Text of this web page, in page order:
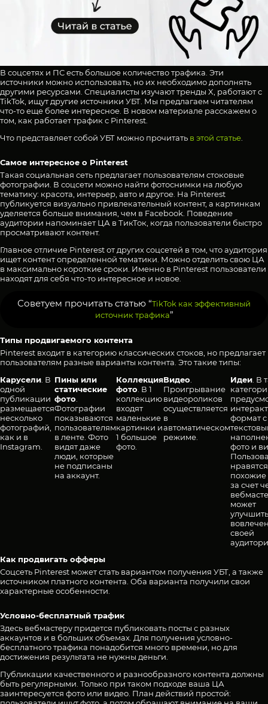
В соцсетях и ПС есть большое количество трафика. Эти
источники можно использовать, но их необходимо дополнять
другими ресурсами. Специалисты изучают тренды X, работают с
TikTok, ищут другие источники УБТ. Мы предлагаем читателям
что-то еще более интересное. В новом материале расскажем о
том, как работает трафик с Pinterest.
Что представляет собой УБТ можно прочитать в этой статье.
Самое интересное о Pinterest
Такая социальная сеть предлагает пользователям стоковые
фотографии. В соцсети можно найти фотоснимки на любую
тематику: красота, интерьер, авто и другое. На Pinterest
публикуется визуально привлекательный контент, а картинкам
уделяется больше внимания, чем в Facebook. Поведение
аудитории напоминает ЦА в ТикТок, когда пользователи быстро
просматривают контент.
Главное отличие Pinterest от других соцсетей в том, что аудитория
ищет контент определенной тематики. Можно отделить свою ЦА
в максимально короткие сроки. Именно в Pinterest пользователи
находят для себя что-то интересное и новое.
Советуем прочитать статью “TikTok как эффективный
источник трафика”
Типы продвигаемого контента
Pinterest входит в категорию классических стоков, но предлагает
пользователям разные варианты контента. Это такие типы:
Карусели . В
одной
публикации
размещается
несколько
фотографий,
как и в
Instagram.
Пины или
статические
фото
Фотографии
показываются
пользователям
в ленте. Фото
видят даже
люди, которые
не подписаны
на аккаунт.
Коллекция
фото . В 1
коллекцию
входят
маленькие
картинки и
1 большое
фото.
Видео
Проигрывание
видеороликов
осуществляется
в
автоматическом
режиме.
Идеи . В
формат с
фото и
нравятся
похожие
за счет
может
улучшить
своей
Как продвигать офферы
Соцсеть Pinterest может стать вариантом получения УБТ, а также
источником платного контента. Оба варианта получили свои
характерные особенности.
Условно-бесплатный трафик
Здесь вебмастеру придется публиковать посты с разных
аккаунтов и в больших объемах. Для получения условно-
бесплатного трафика понадобится много времени, но для
достижения результата не нужны деньги.
Публикации качественного и разнообразного контента должны
быть регулярными. Только при таком подходе ваша ЦА
заинтересуется фото или видео. План действий простой: